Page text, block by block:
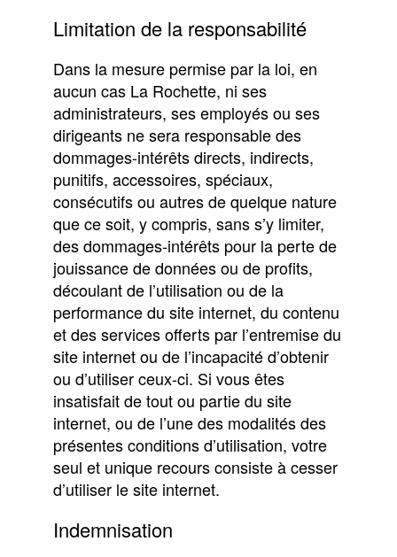
Limitation de la responsabilité
Dans la mesure permise par la loi, en
aucun cas La Rochette, ni ses
administrateurs, ses employés ou ses
dirigeants ne sera responsable des
dommages-intérêts directs, indirects,
punitifs, accessoires, spéciaux,
consécutifs ou autres de quelque nature
que ce soit, y compris, sans s’y limiter,
des dommages-intérêts pour la perte de
jouissance de données ou de profits,
découlant de l’utilisation ou de la
performance du site internet, du contenu
et des services offerts par l’entremise du
site internet ou de l’incapacité d’obtenir
ou d’utiliser ceux-ci. Si vous êtes
insatisfait de tout ou partie du site
internet, ou de l’une des modalités des
présentes conditions d’utilisation, votre
seul et unique recours consiste à cesser
d’utiliser le site internet.
Indemnisation